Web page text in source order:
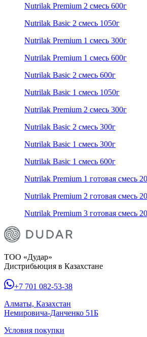
Nutrilak Premium 2 смесь 600г
Nutrilak Basic 2 смесь 1050г
Nutrilak Premium 1 смесь 300г
Nutrilak Premium 1 смесь 600г
Nutrilak Basic 2 смесь 600г
Nutrilak Basic 1 смесь 1050г
Nutrilak Premium 2 смесь 300г
Nutrilak Basic 2 смесь 300г
Nutrilak Basic 1 смесь 300г
Nutrilak Basic 1 смесь 600г
Nutrilak Premium 1 готовая смесь
Nutrilak Premium 2 готовая смесь
Nutrilak Premium 3 готовая смесь
ТОО «Дудар»
Дистрибьюция в Казахстане
+7 701 082-53-38
Алматы, Казахстан
Немировича-Данченко 51Б
Условия покупки